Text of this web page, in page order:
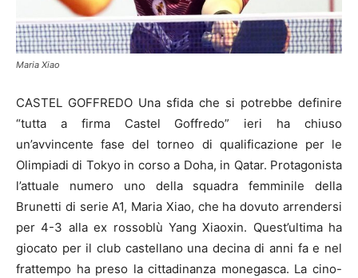
Maria Xiao
CASTEL GOFFREDO Una sfida che si potrebbe definire
“tutta a firma Castel Goffredo” ieri ha chiuso
un’avvincente fase del torneo di qualificazione per le
Olimpiadi di Tokyo in corso a Doha, in Qatar. Protagonista
l’attuale numero uno della squadra femminile della
Brunetti di serie A1, Maria Xiao, che ha dovuto arrendersi
per 4-3 alla ex rossoblù Yang Xiaoxin. Quest’ultima ha
giocato per il club castellano una decina di anni fa e nel
frattempo ha preso la cittadinanza monegasca. La cino-